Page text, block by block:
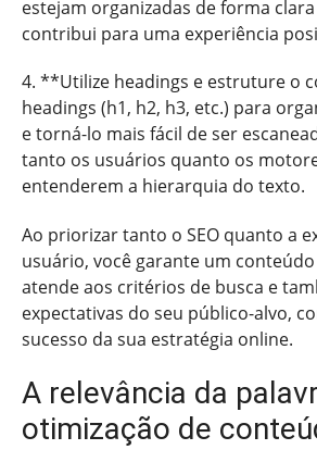
estejam organizadas de forma
contribui para uma experiência
4. **Utilize headings e estruture o
headings (h1, h2, h3, etc.) para
e torná-lo mais fácil de ser
tanto os usuários quanto os
entenderem a hierarquia do texto.
Ao priorizar tanto o SEO quanto a
usuário, você garante um
atende aos critérios de busca e
expectativas do seu público-alvo,
sucesso da sua estratégia online.
A relevância da
otimização de